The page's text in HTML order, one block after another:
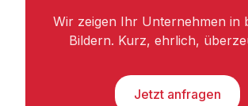
Wir zeigen Ihr Unternehmen in
Bildern. Kurz, ehrlich,
Jetzt anfragen